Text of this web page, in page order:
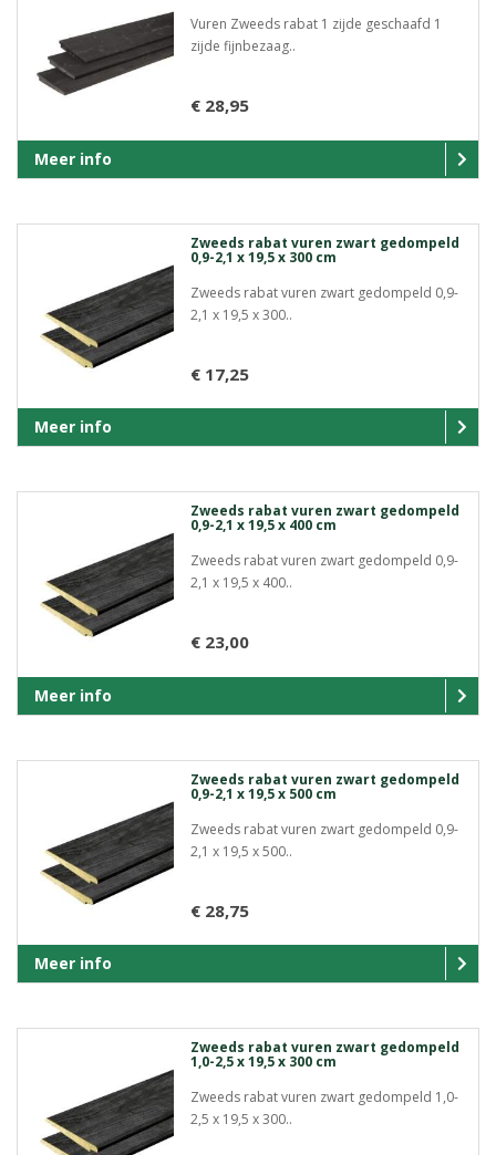
Vuren Zweeds rabat 1 zijde geschaafd 1
zijde fijnbezaag..
€ 28,95
Meer info
Zweeds rabat vuren zwart gedompeld
0,9-2,1 x 19,5 x 300 cm
Zweeds rabat vuren zwart gedompeld 0,9-
2,1 x 19,5 x 300..
€ 17,25
Meer info
Zweeds rabat vuren zwart gedompeld
0,9-2,1 x 19,5 x 400 cm
Zweeds rabat vuren zwart gedompeld 0,9-
2,1 x 19,5 x 400..
€ 23,00
Meer info
Zweeds rabat vuren zwart gedompeld
0,9-2,1 x 19,5 x 500 cm
Zweeds rabat vuren zwart gedompeld 0,9-
2,1 x 19,5 x 500..
€ 28,75
Meer info
Zweeds rabat vuren zwart gedompeld
1,0-2,5 x 19,5 x 300 cm
Zweeds rabat vuren zwart gedompeld 1,0-
2,5 x 19,5 x 300..